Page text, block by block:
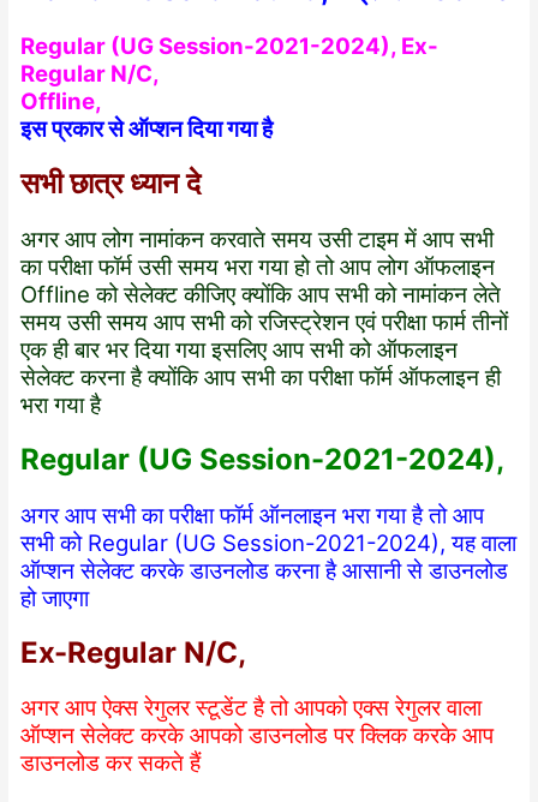
Regular (UG Session-2021-2024), Ex-
Regular N/C,
Offline,
इस प्रकार से ऑप्शन दिया गया है
सभी छात्र ध्यान दे
अगर आप लोग नामांकन करवाते समय उसी टाइम में आप सभी
का परीक्षा फॉर्म उसी समय भरा गया हो तो आप लोग ऑफलाइन
Offline को सेलेक्ट कीजिए क्योंकि आप सभी को नामांकन लेते
समय उसी समय आप सभी को रजिस्ट्रेशन एवं परीक्षा फार्म तीनों
एक ही बार भर दिया गया इसलिए आप सभी को ऑफलाइन
सेलेक्ट करना है क्योंकि आप सभी का परीक्षा फॉर्म ऑफलाइन ही
भरा गया है
Regular (UG Session-2021-2024),
अगर आप सभी का परीक्षा फॉर्म ऑनलाइन भरा गया है तो आप
सभी को Regular (UG Session-2021-2024), यह वाला
ऑप्शन सेलेक्ट करके डाउनलोड करना है आसानी से डाउनलोड
हो जाएगा
Ex-Regular N/C,
अगर आप ऐक्स रेगुलर स्टूडेंट है तो आपको एक्स रेगुलर वाला
ऑप्शन सेलेक्ट करके आपको डाउनलोड पर क्लिक करके आप
डाउनलोड कर सकते हैं